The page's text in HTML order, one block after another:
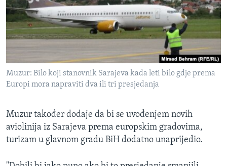
Muzur: Bilo koji stanovnik Sarajeva kada leti bilo gdje prema
Europi mora napraviti dva ili tri presjedanja
Muzur također dodaje da bi se uvođenjem novih
aviolinija iz Sarajeva prema europskim gradovima,
turizam u glavnom gradu BiH dodatno unaprijedio.